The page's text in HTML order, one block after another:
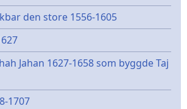
den store 1556-1605
Jahan 1627-1658 som byggde Taj
1707